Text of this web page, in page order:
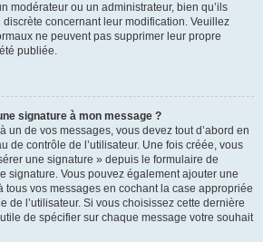
modérateur ou un administrateur, bien qu’ils
concernant leur modification. Veuillez
ne peuvent pas supprimer leur propre
publiée.
signature à mon message ?
un de vos messages, vous devez tout d’abord en
de contrôle de l’utilisateur. Une fois créée, vous
une signature » depuis le formulaire de
signature. Vous pouvez également ajouter une
tous vos messages en cochant la case appropriée
de l’utilisateur. Si vous choisissez cette dernière
de spécifier sur chaque message votre souhait